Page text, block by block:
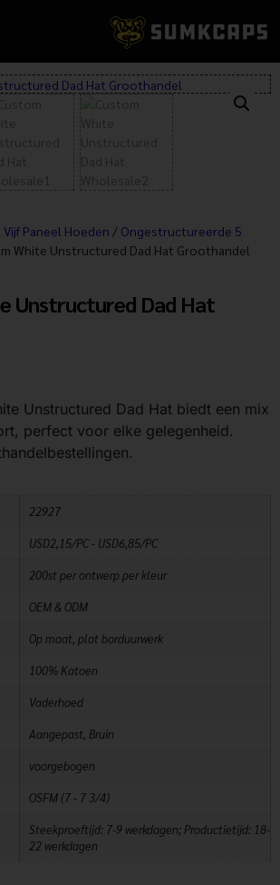
Paneel Hoeden / Ongestructureerde 5
White Unstructured Dad Hat Groothandel
Unstructured Dad Hat
Unstructured Dad Hat biedt een mix
perfect voor elke gelegenheid.
22927
USD2,15/PC - USD6,85/PC
200st per ontwerp per kleur
OEM & ODM
Op maat, plat borduurwerk
100% Katoen
Vaderhoed
Aangepast, Bruin
voorgebogen
OSFM (7 - 7 3/4)
Steekproeftijd: 7-9 werkdagen; Productietijd: 18-
22 werkdagen